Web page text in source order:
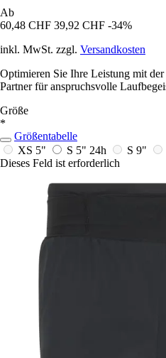
Ab
60,48 CHF 39,92 CHF -34%
inkl. MwSt. zzgl. Versandkosten
Optimieren Sie Ihre Leistung mit
Partner für anspruchsvolle
Größe
*
Größentabelle
XS 5"
S 5" 24h S 9"
Dieses Feld ist erforderlich